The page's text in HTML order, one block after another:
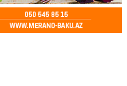
- 14:00 154